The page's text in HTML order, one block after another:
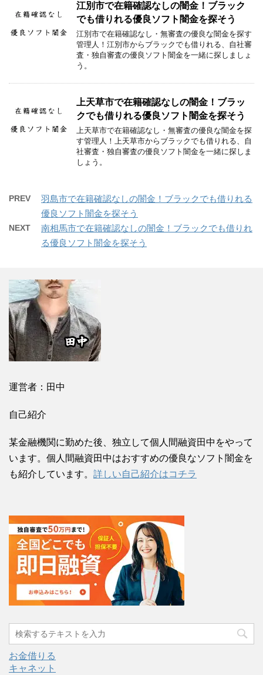
江別市で在籍確認なしの闇金！ブラック
でも借りれる優良ソフト闇金を探そう
江別市で在籍確認なし・無審査の優良な闇金を探す
管理人！江別市からブラックでも借りれる、自社審
査・独自審査の優良ソフト闇金を一緒に探しましょ
う。
上天草市で在籍確認なしの闇金！ブラッ
クでも借りれる優良ソフト闇金を探そう
上天草市で在籍確認なし・無審査の優良な闇金を探
す管理人！上天草市からブラックでも借りれる、自
社審査・独自審査の優良ソフト闇金を一緒に探しま
しょう。
PREV
羽島市で在籍確認なしの闇金！ブラックでも借りれる
優良ソフト闇金を探そう
NEXT
南相馬市で在籍確認なしの闇金！ブラックでも借りれ
る優良ソフト闇金を探そう
運営者：田中
自己紹介
某金融機関に勤めた後、独立して個人間融資田中をやって
います。個人間融資田中はおすすめの優良なソフト闇金を
も紹介しています。 詳しい自己紹介はコチラ
お金借りる
キャネット